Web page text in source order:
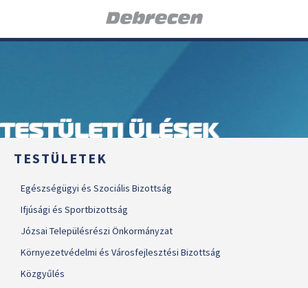
TESTÜLETI ÜLÉSEK
TESTÜLETEK
Egészségügyi és Szociális Bizottság
Ifjúsági és Sportbizottság
Józsai Településrészi Önkormányzat
Környezetvédelmi és Városfejlesztési Bizottság
Közgyűlés